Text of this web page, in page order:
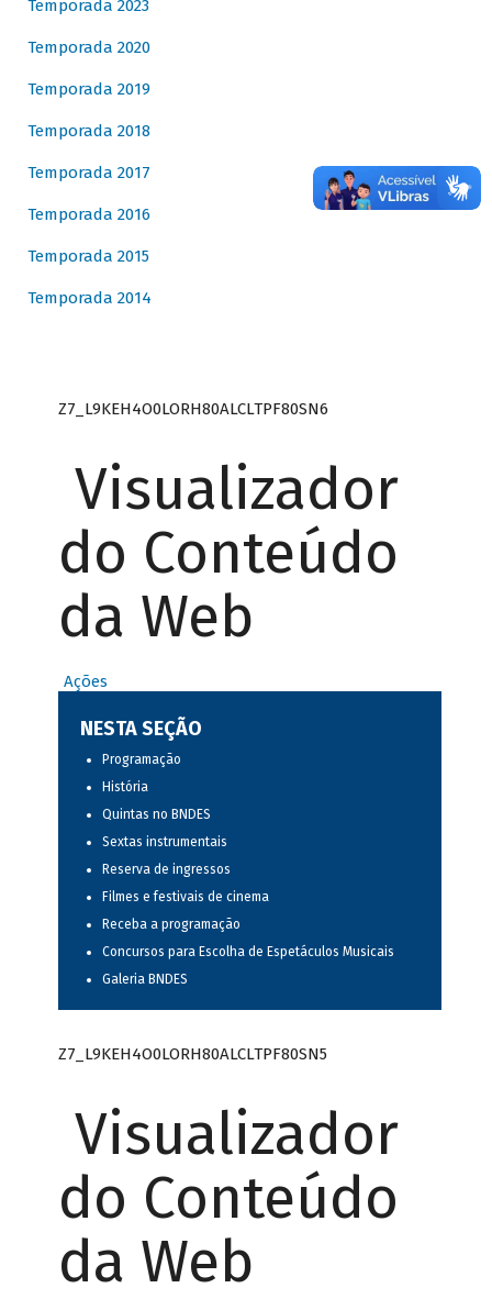
Temporada 2023
Temporada 2020
Temporada 2019
Temporada 2018
Temporada 2017
Temporada 2016
Temporada 2015
Temporada 2014
Z7_L9KEH4O0LORH80ALCLTPF80SN6
Visualizador
do Conteúdo
da Web
Ações
NESTA SEÇÃO
Programação
História
Quintas no BNDES
Sextas instrumentais
Reserva de ingressos
Filmes e festivais de cinema
Receba a programação
Concursos para Escolha de Espetáculos Musicais
Galeria BNDES
Z7_L9KEH4O0LORH80ALCLTPF80SN5
Visualizador
do Conteúdo
da Web